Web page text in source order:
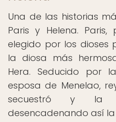
Una de las historias
Paris y Helena.
elegido por los dioses
la diosa más
Hera. Seducido por
esposa de Menelao,
secuestró y la
desencadenando así